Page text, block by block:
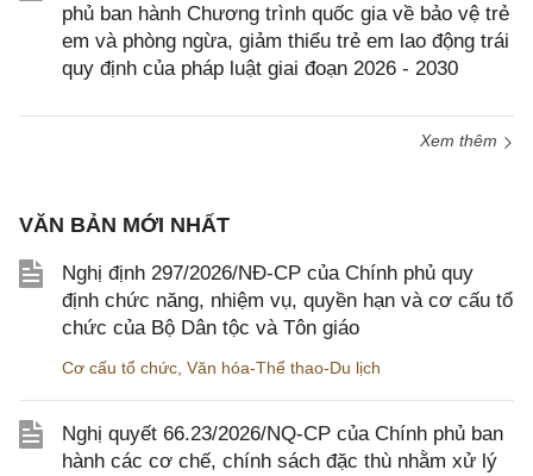
phủ ban hành Chương trình quốc gia về bảo vệ trẻ
em và phòng ngừa, giảm thiểu trẻ em lao động trái
quy định của pháp luật giai đoạn 2026 - 2030
Xem thêm
VĂN BẢN MỚI NHẤT
Nghị định 297/2026/NĐ-CP của Chính phủ quy
định chức năng, nhiệm vụ, quyền hạn và cơ cấu tổ
chức của Bộ Dân tộc và Tôn giáo
Cơ cấu tổ chức, Văn hóa-Thể thao-Du lịch
Nghị quyết 66.23/2026/NQ-CP của Chính phủ ban
hành các cơ chế, chính sách đặc thù nhằm xử lý